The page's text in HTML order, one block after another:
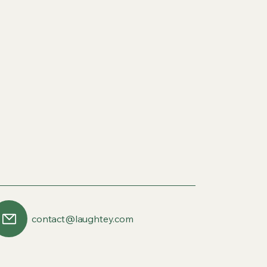
contact@laughtey.com